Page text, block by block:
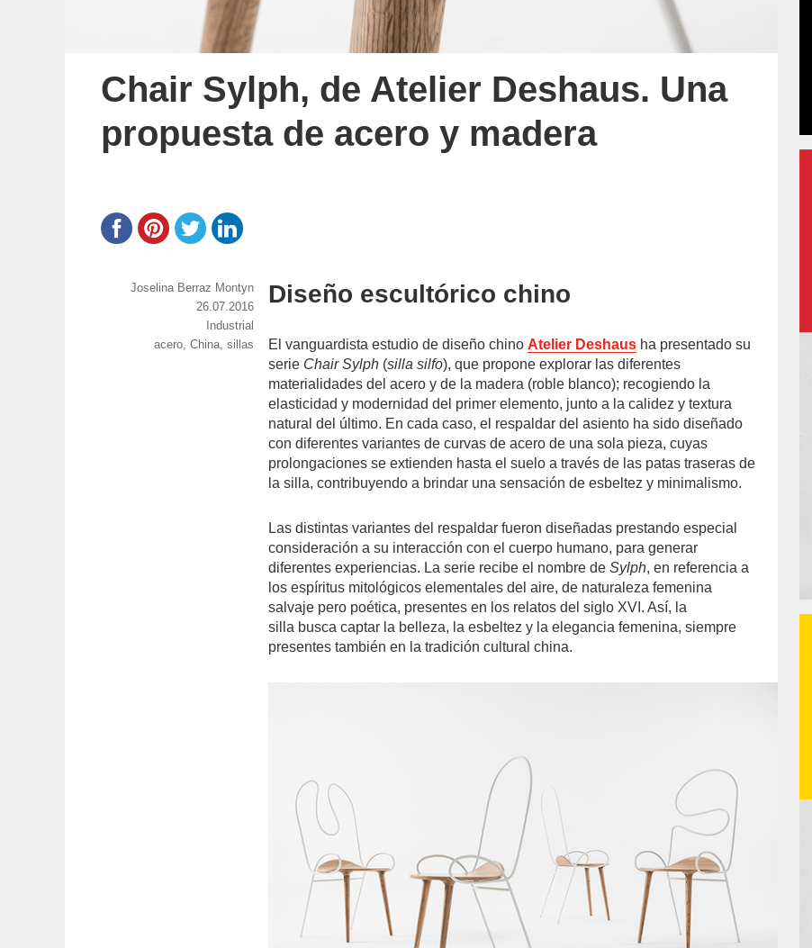
Chair Sylph, de Atelier Deshaus. Una
propuesta de acero y madera
Diseño escultórico chino
El vanguardista estudio de diseño chino Atelier Deshaus ha presentado su
serie Chair Sylph (silla silfo), que propone explorar las diferentes
materialidades del acero y de la madera (roble blanco); recogiendo la
elasticidad y modernidad del primer elemento, junto a la calidez y textura
natural del último. En cada caso, el respaldar del asiento ha sido diseñado
con diferentes variantes de curvas de acero de una sola pieza, cuyas
prolongaciones se extienden hasta el suelo a través de las patas traseras de
la silla, contribuyendo a brindar una sensación de esbeltez y minimalismo.
Las distintas variantes del respaldar fueron diseñadas prestando especial
consideración a su interacción con el cuerpo humano, para generar
diferentes experiencias. La serie recibe el nombre deSylph, en referencia a
los espíritus mitológicos elementales del aire, de naturaleza femenina
salvaje pero poética, presentes en los relatos del siglo XVI. Así, la
silla busca captar la belleza, la esbeltez y la elegancia femenina, siempre
presentes también en la tradición cultural china.
https://www.experimenta.es/author/joselina-
Joselina Berraz Montyn
Publicado
26.07.2016
Categorías
Industrial
Etiquetas
acero,China,sillas